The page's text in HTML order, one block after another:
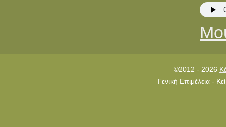
©2012 - 2026
Γενική Επιμέλεια -